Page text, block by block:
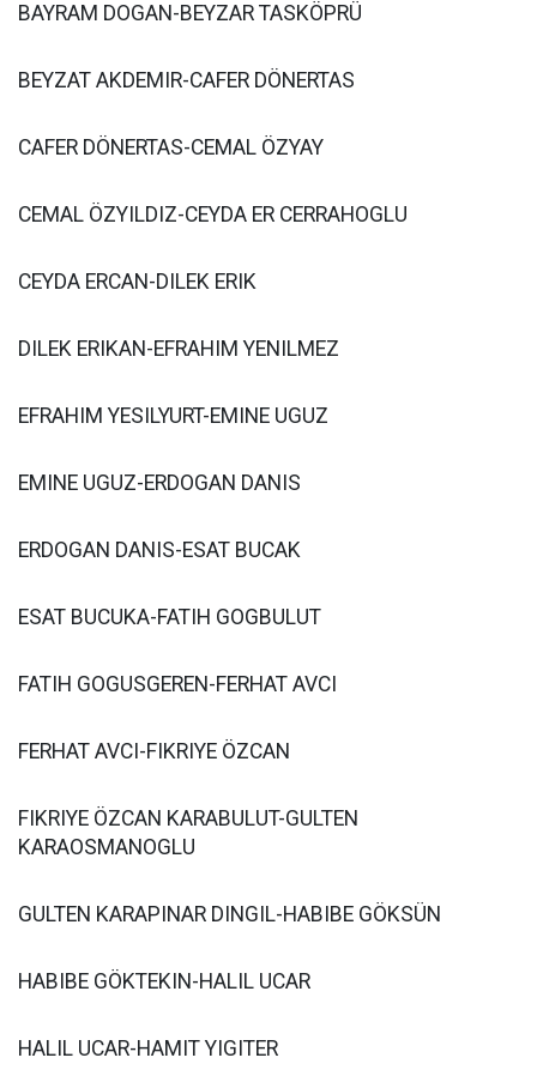
BAYRAM DOGAN-BEYZAR TASKÖPRÜ
BEYZAT AKDEMIR-CAFER DÖNERTAS
CAFER DÖNERTAS-CEMAL ÖZYAY
CEMAL ÖZYILDIZ-CEYDA ER CERRAHOGLU
CEYDA ERCAN-DILEK ERIK
DILEK ERIKAN-EFRAHIM YENILMEZ
EFRAHIM YESILYURT-EMINE UGUZ
EMINE UGUZ-ERDOGAN DANIS
ERDOGAN DANIS-ESAT BUCAK
ESAT BUCUKA-FATIH GOGBULUT
FATIH GOGUSGEREN-FERHAT AVCI
FERHAT AVCI-FIKRIYE ÖZCAN
FIKRIYE ÖZCAN KARABULUT-GULTEN
KARAOSMANOGLU
GULTEN KARAPINAR DINGIL-HABIBE GÖKSÜN
HABIBE GÖKTEKIN-HALIL UCAR
HALIL UCAR-HAMIT YIGITER